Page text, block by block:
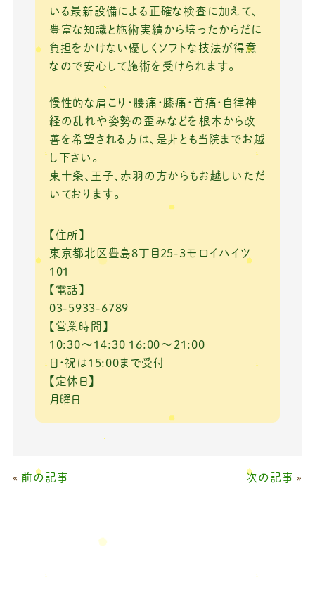
いる最新設備による正確な検査に加えて、
豊富な知識と施術実績から培ったからだに
負担をかけない優しくソフトな技法が得意
なので安心して施術を受けられます。
慢性的な肩こり・腰痛・膝痛・首痛・自律神
経の乱れや姿勢の歪みなどを根本から改
善を希望される方は、是非とも当院までお越
し下さい。
東十条、王子、赤羽の方からもお越しいただ
いております。
【住所】
東京都北区豊島8丁目25-3モロイハイツ
101
【電話】
03-5933-6789
【営業時間】
10:30～14:30 16:00～21:00
日・祝は15:00まで受付
【定休日】
月曜日
« 前の記事 次の記事 »